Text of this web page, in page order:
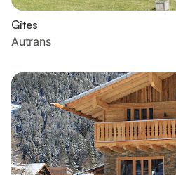
Gîtes
Autrans